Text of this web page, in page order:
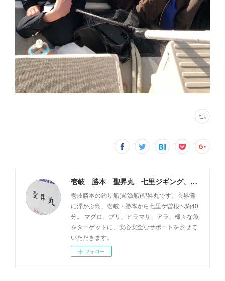
壱岐 勝本 聖昇丸 七里ジギング、タイラバ
壱岐勝本の釣り船(遊漁船)聖昇丸です。玄界灘
に浮かぶ島、壱岐・勝本から七里ケ曽根へ約40
分。 マグロ、ブリ、ヒラマサ、アラ、様々な魚
をターゲットに、安心安全なサポートをさせて
いただきます。
フォロー